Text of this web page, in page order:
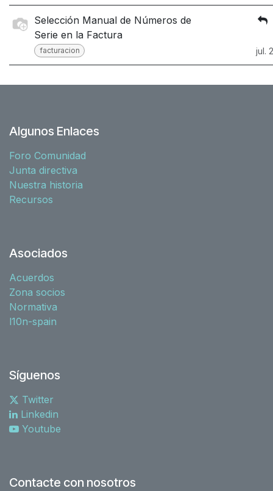
Selección Manual de Números de
Serie en la Factura
facturacion jul.
Algunos Enlaces
Foro Comunidad
Junta directiva
Nuestra historia
Recursos
Asociados
Acuerdos
Zona socios
Normativa
l10n-spain
Síguenos
Twitter
Linkedin
Youtube
Contacte con nosotros